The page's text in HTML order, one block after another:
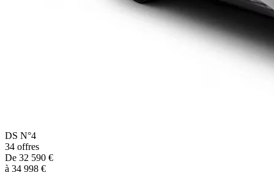
DS N°4
34 offres
De 32 590 €
à 34 998 €